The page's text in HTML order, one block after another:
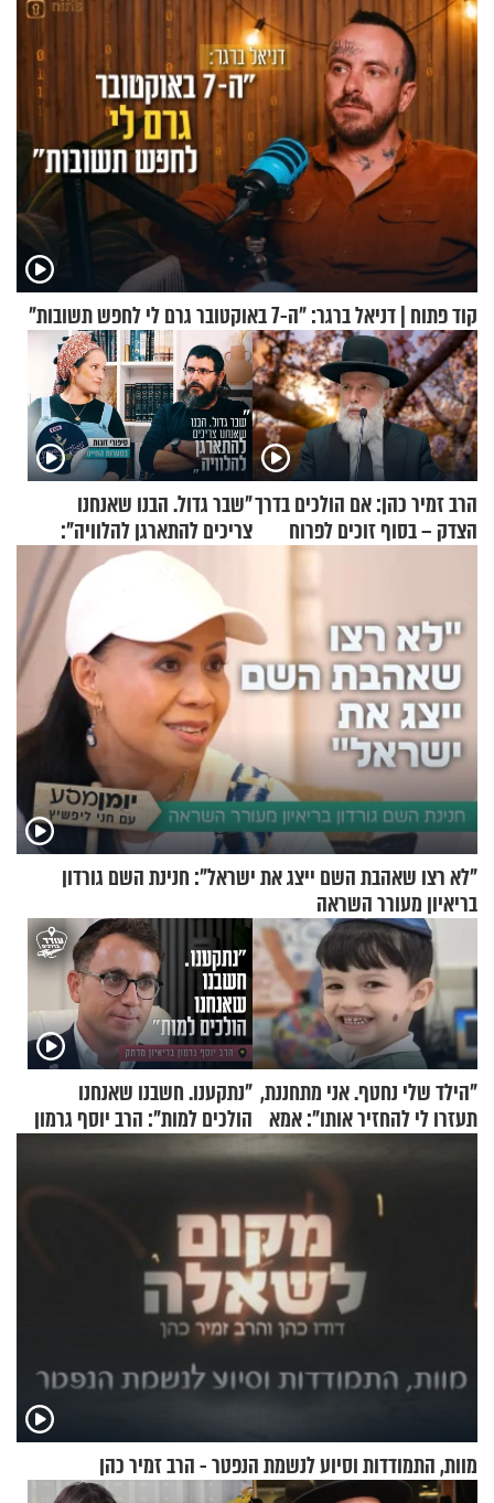
קוד פתוח | דניאל ברגר: "ה-7 באוקטובר גרם לי לחפש תשובות"
הרב זמיר כהן: אם הולכים בדרך
הצדק – בסוף זוכים לפרוח
"שבר גדול. הבנו שאנחנו
צריכים להתארגן להלוויה":
זוגיות במבחן, הפעם עם מרים
וגד דנינו
"לא רצו שאהבת השם ייצג את ישראל": חנינת השם גורדון
בריאיון מעורר השראה
"הילד שלי נחטף. אני מתחננת,
תעזרו לי להחזיר אותו": אמא
"נתקענו. חשבנו שאנחנו
הולכים למות": הרב יוסף גרמון
בריאיון מרתק
מוות, התמודדות וסיוע לנשמת הנפטר - הרב זמיר כהן